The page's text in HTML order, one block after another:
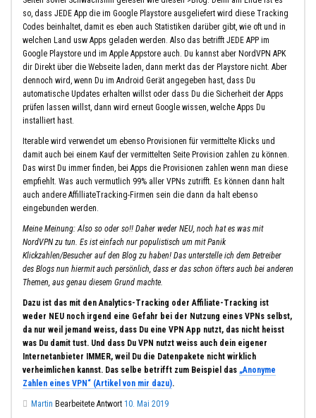
so, dass JEDE App die im Google Playstore ausgeliefert wird diese Tracking
Codes beinhaltet, damit es eben auch Statistiken darüber gibt, wie oft und in
welchen Land usw Apps geladen werden. Also das betrifft JEDE APP im
Google Playstore und im Apple Appstore auch. Du kannst aber NordVPN APK
dir Direkt über die Webseite laden, dann merkt das der Playstore nicht. Aber
dennoch wird, wenn Du im Android Gerät angegeben hast, dass Du
automatische Updates erhalten willst oder dass Du die Sicherheit der Apps
prüfen lassen willst, dann wird erneut Google wissen, welche Apps Du
installiert hast.
Iterable wird verwendet um ebenso Provisionen für vermittelte Klicks und
damit auch bei einem Kauf der vermittelten Seite Provision zahlen zu können.
Das wirst Du immer finden, bei Apps die Provisionen zahlen wenn man diese
empfiehlt. Was auch vermutlich 99% aller VPNs zutrifft. Es können dann halt
auch andere AffilliateTracking-Firmen sein die dann da halt ebenso
eingebunden werden.
Meine Meinung: Also so oder so!! Daher weder NEU, noch hat es was mit
NordVPN zu tun. Es ist einfach nur populistisch um mit Panik
Klickzahlen/Besucher auf den Blog zu haben! Das unterstelle ich dem Betreiber
des Blogs nun hiermit auch persönlich, dass er das schon öfters auch bei anderen
Themen, aus genau diesem Grund machte.
Dazu ist das mit den Analytics-Tracking oder Affiliate-Tracking ist
weder NEU noch irgend eine Gefahr bei der Nutzung eines VPNs selbst,
da nur weil jemand weiss, dass Du eine VPN App nutzt, das nicht heisst
was Du damit tust. Und dass Du VPN nutzt weiss auch dein eigener
Internetanbieter IMMER, weil Du die Datenpakete nicht wirklich
verheimlichen kannst. Das selbe betrifft zum Beispiel das „Anonyme
Zahlen eines VPN“ (Artikel von mir dazu).
Martin Bearbeitete Antwort 10. Mai 2019